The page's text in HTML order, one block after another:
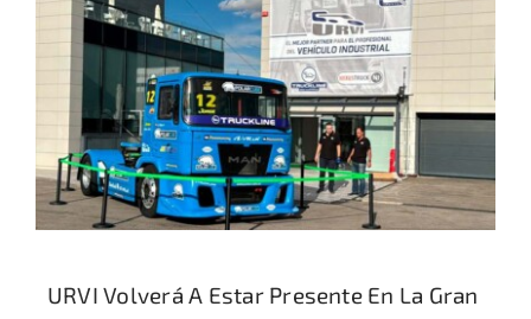
URVI Volverá A Estar Presente En La Gran